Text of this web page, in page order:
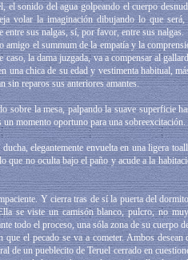
el sonido del agua golpeando el cuerpo
volar la imaginación dibujando lo que
entre sus nalgas, sí, por favor, entre sus nalgas.
amigo el summum de la empatía y la
caso, la dama juzgada, va a compensar al
una chica de su edad y vestimenta habitual,
sin reparos sus anteriores amantes.
sobre la mesa, palpando la suave superficie
un momento oportuno para una
elegantemente envuelta en una ligera
que no oculta bajo el paño y acude a la
Y cierra tras de sí la puerta del
se viste un camisón blanco, pulcro, no
todo el proceso, una sóla zona de su cuerpo
que el pecado se va a cometer. Ambos
de un pueblecito de Teruel cerrado en